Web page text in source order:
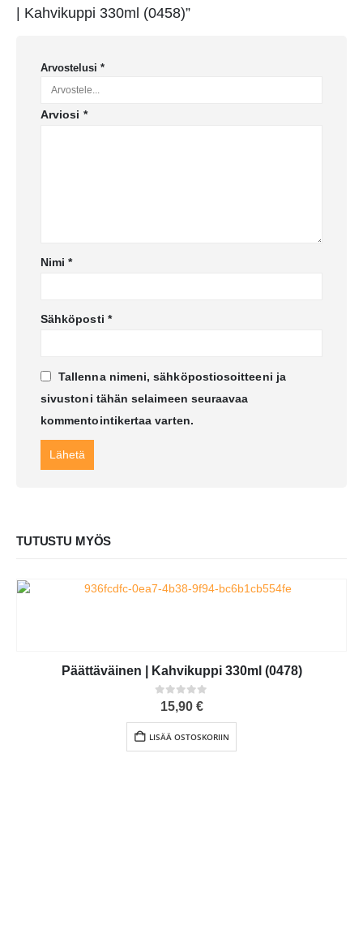
| Kahvikuppi 330ml (0458)”
Arvostelusi *
Arviosi *
Nimi*
Sähköposti *
Tallenna nimeni, sähköpostiosoitteeni ja
sivustoni tähän selaimeen seuraavaa
kommentointikertaa varten.
TUTUSTU MYÖS
Päättäväinen | Kahvikuppi 330ml (0478)
out of 5
15,90 €
LISÄÄ OSTOSKORIIN